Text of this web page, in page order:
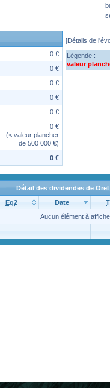
0 €
0 €
0 €
0 €
0 €
0 €
(< valeur plancher
de 500 000 €)
0 €
[Détails de
Légende :
valeur
Détail des dividendes de Orel
Eq2 Date
Aucun élément à